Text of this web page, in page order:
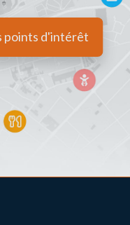
points d'intérêt